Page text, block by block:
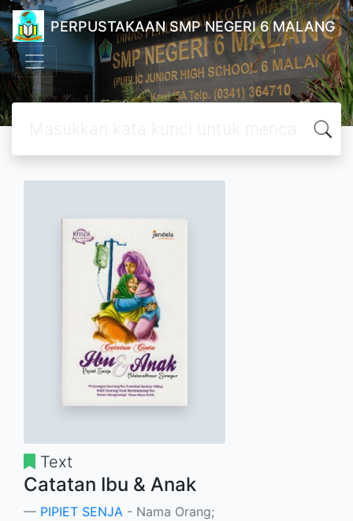
PERPUSTAKAAN SMP NEGERI 6 MALANG
Text
Catatan Ibu & Anak
PIPIET SENJA - Nama Orang;